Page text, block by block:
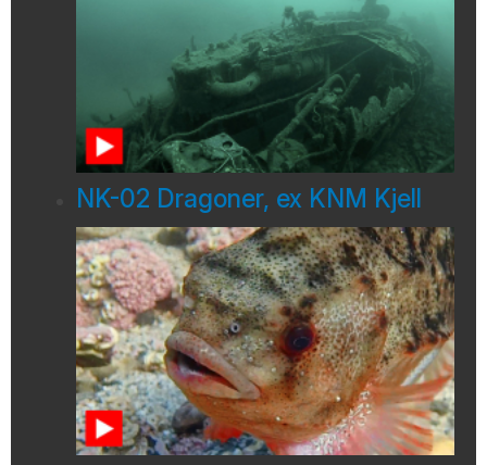
NK-02 Dragoner, ex KNM Kjell